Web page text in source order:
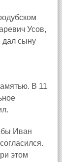
Усов,
дал сыну
В 11
Иван
этом